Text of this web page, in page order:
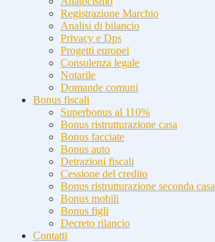
Registrazione Marchio
Analisi di bilancio
Privacy e Dps
Progetti europei
Consulenza legale
Notarile
Domande comuni
Bonus fiscali
Superbonus al 110%
Bonus ristrutturazione casa
Bonus facciate
Bonus auto
Detrazioni fiscali
Cessione del credito
Bonus ristrutturazione seconda casa
Bonus mobili
Bonus figli
Decreto rilancio
Contatti